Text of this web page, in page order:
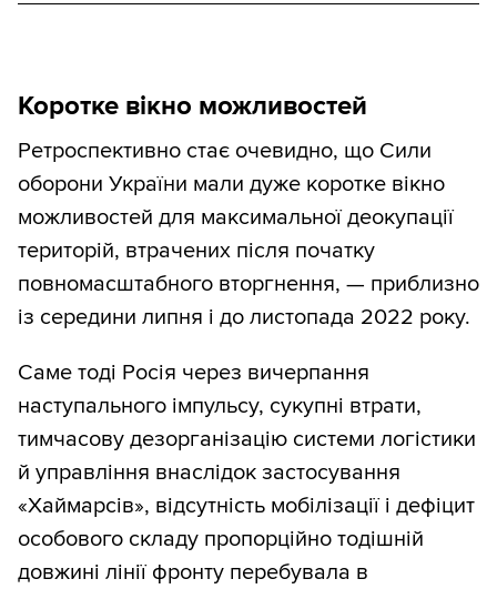
Коротке вікно можливостей
Ретроспективно стає очевидно, що Сили
оборони України мали дуже коротке вікно
можливостей для максимальної деокупації
територій, втрачених після початку
повномасштабного вторгнення, — приблизно
із середини липня і до листопада 2022 року.
Саме тоді Росія через вичерпання
наступального імпульсу, сукупні втрати,
тимчасову дезорганізацію системи логістики
й управління внаслідок застосування
«Хаймарсів», відсутність мобілізації і дефіцит
особового складу пропорційно тодішній
довжині лінії фронту перебувала в